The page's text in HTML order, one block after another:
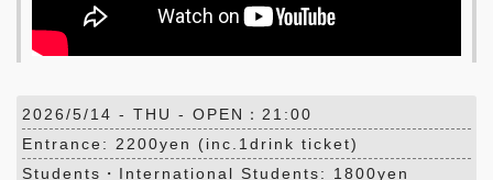
2026/5/14 - THU - OPEN：21:00
Entrance: 2200yen (inc.1drink ticket)
Students・International Students: 1800yen